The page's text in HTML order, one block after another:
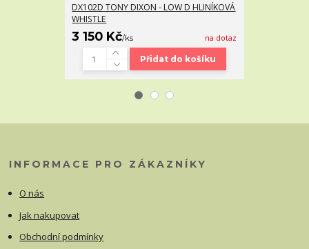
DX102D TONY DIXON - LOW D HLINÍKOVÁ
WHISTLE
3 150 Kč/ks na dotaz
Přidat do košíku
INFORMACE PRO ZÁKAZNÍKY
O nás
Jak nakupovat
Obchodní podmínky